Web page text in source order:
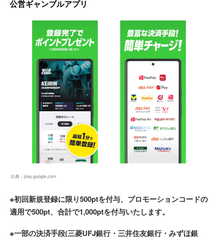
公営ギャンブルアプリ
出典： play.google.com
※初回新規登録に限り500ptを付与、プロモーションコードの
適用で500pt、合計で1,000ptを付与いたします。
※一部の決済手段(三菱UFJ銀行・三井住友銀行・みずほ銀